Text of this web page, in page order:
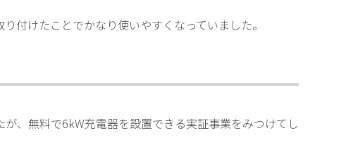
付けたことでかなり使いやすくなっていました。
、無料で6kW充電器を設置できる実証事業をみつけてし